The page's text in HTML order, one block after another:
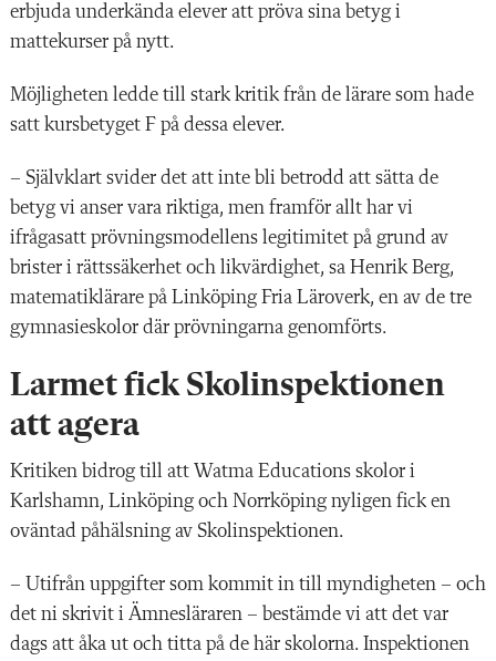
erbjuda underkända elever att pröva sina betyg i
mattekurser på nytt.
Möjligheten ledde till stark kritik från de lärare som hade
satt kursbetyget F på dessa elever.
– Självklart svider det att inte bli betrodd att sätta de
betyg vi anser vara riktiga, men framför allt har vi
ifrågasatt prövningsmodellens legitimitet på grund av
brister i rättssäkerhet och likvärdighet, sa Henrik Berg,
matematiklärare på Linköping Fria Läroverk, en av de tre
gymnasieskolor där prövningarna genomförts.
Larmet fick Skolinspektionen
att agera
Kritiken bidrog till att Watma Educations skolor i
Karlshamn, Linköping och Norrköping nyligen fick en
oväntad påhälsning av Skolinspektionen.
– Utifrån uppgifter som kommit in till myndigheten – och
det ni skrivit i Ämnesläraren – bestämde vi att det var
dags att åka ut och titta på de här skolorna. Inspektionen